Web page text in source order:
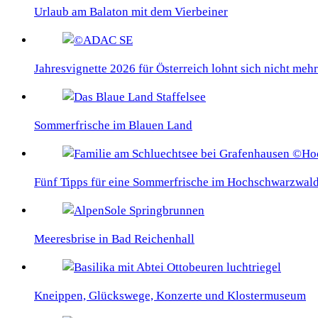
Urlaub am Balaton mit dem Vierbeiner
Jahresvignette 2026 für Österreich lohnt sich nicht mehr
Sommerfrische im Blauen Land
Fünf Tipps für eine Sommerfrische im
Meeresbrise in Bad Reichenhall
Kneippen, Glückswege, Konzerte und Klostermuseum